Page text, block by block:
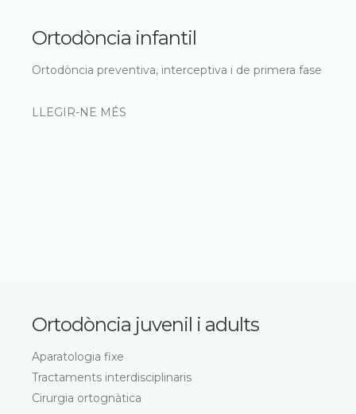
Ortodòncia infantil
Ortodòncia preventiva, interceptiva i de primera fase
LLEGIR-NE MÉS
Ortodòncia juvenil i adults
Aparatologia fixe
Tractaments interdisciplinaris
Cirurgia ortognàtica